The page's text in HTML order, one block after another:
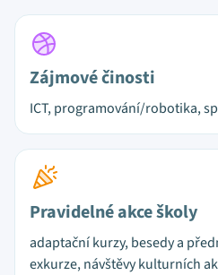
Zájmové činosti
ICT, programování/robotika,
Pravidelné akce školy
adaptační kurzy, besedy a
exkurze, návštěvy kulturních